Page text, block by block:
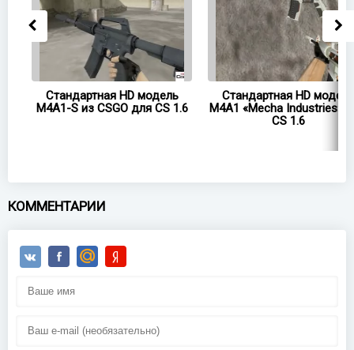
Стандартная HD модель
M4A1-S из CSGO для CS 1.6
Стандартная HD модель
M4A1 «Mecha Industries»
CS 1.6
КОММЕНТАРИИ